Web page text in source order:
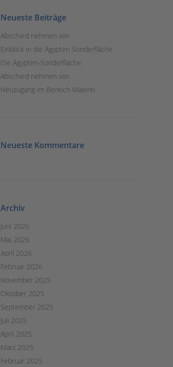
Neueste Beiträge
Abschied nehmen von
Einblick in die Ägypten Sonderfläche
Die Ägypten-Sonderfläche
Abschied nehmen von
Neuzugang im Bereich Malerei
Neueste Kommentare
Archiv
Juni 2026
Mai 2026
April 2026
Februar 2026
November 2025
Oktober 2025
September 2025
Juli 2025
April 2025
März 2025
Februar 2025